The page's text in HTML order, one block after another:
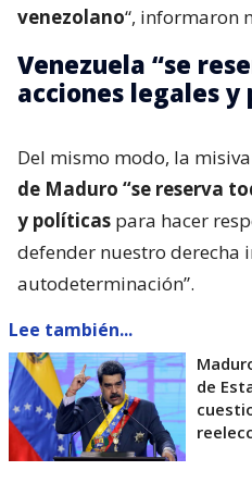
venezolano“, informaron
Venezuela “se
acciones legales y
Del mismo modo, la
de Maduro “se reserva
y políticas para hacer
defender nuestro derecha
autodeterminación”.
Lee también...
de